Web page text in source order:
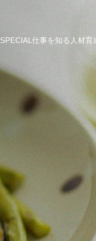
SPECIAL 仕事を知る 人材育